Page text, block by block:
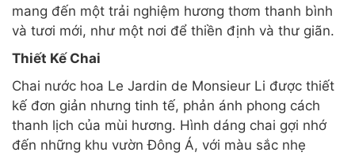
mang đến một trải nghiệm hương thơm thanh bình
và tươi mới, như một nơi để thiền định và thư giãn.
Thiết Kế Chai
Chai nước hoa Le Jardin de Monsieur Li được thiết
kế đơn giản nhưng tinh tế, phản ánh phong cách
thanh lịch của mùi hương. Hình dáng chai gợi nhớ
đến những khu vườn Đông Á, với màu sắc nhẹ